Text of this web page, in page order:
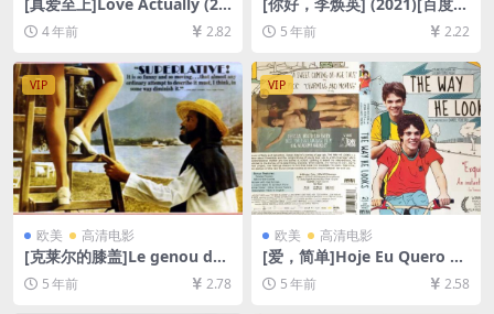
03)[百度网盘+迅雷云盘资源1
080P超清未删减][MP4/9.8G
B][中英字幕]
4 年前 2.82
网盘资源未删减1080P][MP4/
2.3GB][国语中字]
5 年前 2.22
VIP
欧美 高清电影
[克莱尔的膝盖]Le genou de
Claire (1970)[百度网盘+迅雷
云盘资源1080P超清未删减]
5 年前 2.78
VIP
欧美 高清电影
[爱，简单]Hoje Eu Quero Vo
ltar Sozinho (2014)[百度网
盘+迅雷云盘资源1080P超清
5 年前 2.58